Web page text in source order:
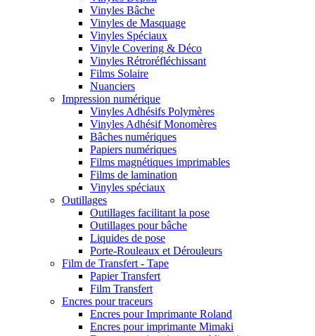
Vinyles Bâche
Vinyles de Masquage
Vinyles Spéciaux
Vinyle Covering & Déco
Vinyles Rétroréfléchissant
Films Solaire
Nuanciers
Impression numérique
Vinyles Adhésifs Polymères
Vinyles Adhésif Monomères
Bâches numériques
Papiers numériques
Films magnétiques imprimables
Films de lamination
Vinyles spéciaux
Outillages
Outillages facilitant la pose
Outillages pour bâche
Liquides de pose
Porte-Rouleaux et Dérouleurs
Film de Transfert - Tape
Papier Transfert
Film Transfert
Encres pour traceurs
Encres pour Imprimante Roland
Encres pour imprimante Mimaki